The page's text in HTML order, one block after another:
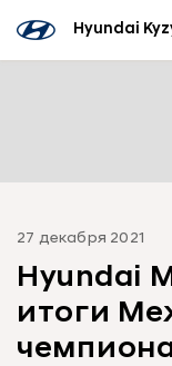
Hyundai
27 декабря 2021
Hyundai
итоги